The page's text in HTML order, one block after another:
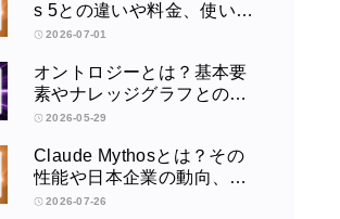
s 5との違いや料金、使い方
を解説
2026-07-01
オントロジーとは？基本要
素やナレッジグラフとの違
い、活用例をわかりやすく
2026-05-29
Claude Mythosとは？その
性能や日本企業の動向、使
い方を解説
2026-07-26